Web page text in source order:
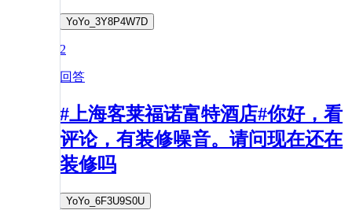
YoYo_3Y8P4W7D
2
回答
#上海客莱福诺富特酒店#你好，看
评论，有装修噪音。请问现在还在
装修吗
YoYo_6F3U9S0U